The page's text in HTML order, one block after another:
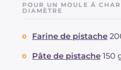
POUR UN MOULE À
DIAMÈTRE
Farine de pistache
Pâte de pistache 150